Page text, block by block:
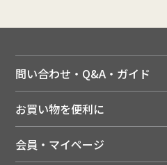
問い合わせ・Q&A・ガイド
ご利用ガイド
領収書について
お買い物を便利に
季節のカタログを無料でお届け
会員・マイページ